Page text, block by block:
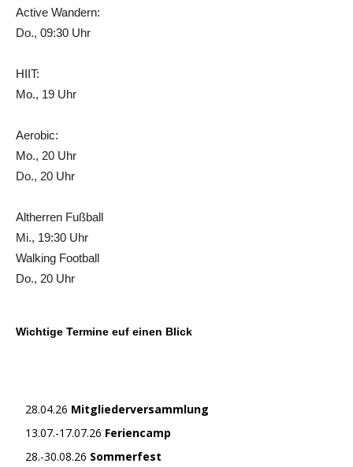
Active Wandern:
Do., 09:30 Uhr
HIIT:
Mo., 19 Uhr
Aerobic:
Mo., 20 Uhr
Do., 20 Uhr
Altherren Fußball
Mi., 19:30 Uhr
Walking Football
Do., 20 Uhr
Wichtige Termine euf einen Blick
28.04.26 Mitgliederversammlung
13.07.-17.07.26 Feriencamp
28.-30.08.26 Sommerfest